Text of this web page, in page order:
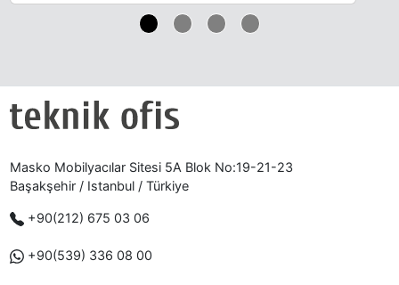
Masko Mobilyacılar Sitesi 5A Blok No:19-21-23
Başakşehir / Istanbul / Türkiye
+90(212) 675 03 06
+90(539) 336 08 00